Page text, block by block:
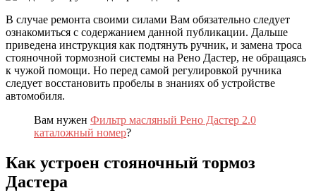
В случае ремонта своими силами Вам обязательно следует
ознакомиться с содержанием данной публикации. Дальше
приведена инструкция как подтянуть ручник, и замена троса
стояночной тормозной системы на Рено Дастер, не обращаясь
к чужой помощи. Но перед самой регулировкой ручника
следует восстановить пробелы в знаниях об устройстве
автомобиля.
Вам нужен Фильтр масляный Рено Дастер 2.0
каталожный номер?
Как устроен стояночный тормоз
Дастера